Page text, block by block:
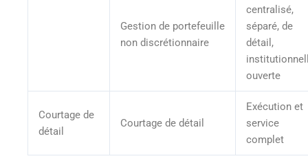
Gestion de portefeuille
non discrétionnaire
centralisé,
séparé, de
détail,
ouverte
Courtage de
détail
Courtage de détail
Exécution et
service
complet